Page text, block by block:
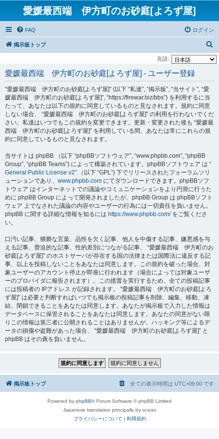
愛媛最西端 伊方町のお砂庭[よろず屋]
FAQ ログイン
掲示板トップ
索
言語:
愛媛最西端 伊方町のお砂庭[よろず屋] - ユーザー登録
“愛媛最西端 伊方町のお砂庭[よろず屋]” (以下 “私達”, “掲示板”, “当サイト”, “愛
媛最西端 伊方町のお砂庭[よろず屋]”, “https://firewar.biz/bbs”) を利用するに当
たって、あなたは以下の規約に同意しているものと見なされます。規約に同意
しない場合、 “愛媛最西端 伊方町のお砂庭[よろず屋]” の利用を行わないでくだ
さい。私達はいつでもこの規約を変更できます。更新・変更された後も “愛媛最
西端 伊方町のお砂庭[よろず屋]” を利用している間、あなたは常にこれらの規
約に同意しているものと見なされます。
当サイトは phpBB （以下 “phpBBソフトウェア”, “www.phpbb.com”, “phpBB
Group”, “phpBB Teams”) によって構築されています。phpBBソフトウェア は “
General Public License v2” （以下 “GPL”) 下でリリースされたフォーラムソリ
ューションであり、 www.phpbb.com にてダウンロードできます。phpBBソフ
トウェア はインターネットでの議論やコミュニケーションをより円滑に行うた
めに phpBB Group によって開発されましたが、phpBB Group は phpBBソフト
ウェア 上でなされた議論の内容やユーザーの行為には一切責任を負いません。
phpBB に関する詳細な情報を知るには https://www.phpbb.com/をご覧くださ
い。
口汚い記事、猥褻な言葉、品性を欠く記事、他人を中傷する記事、嫌悪感を与
える記事、脅迫的な記事、性的差別につながる記事、 “愛媛最西端 伊方町のお
砂庭[よろず屋]” のホストサーバが存在する国の法律または国際法に違反する記
事、以上を投稿しないことをあなたは同意します。この規約を破った場合、対
象ユーザーのアカウント停止が即座に行われます（場合によっては対象ユーザ
ーのプロバイダに報告されます）。この措置を実行するため、全ての投稿記事
には投稿者の IPアドレス が記録されます。 “愛媛最西端 伊方町のお砂庭[よろ
ず屋]” は必要と判断すればいつでも掲示板の投稿記事を削除、編集、移動、凍
結、閉鎖できることをあなたは同意します。あなたが掲示板で入力した情報は
データベースに保管されることをあなたは同意します。あなたの同意がない限
りこの情報は第三者に公開されることはありませんが、ハッキング等によるデ
ータの損傷や盗難があった場合、 “愛媛最西端 伊方町のお砂庭[よろず屋]” と
phpBB はその責を負いません。
掲示板トップ 全ての表示時間は UTC+09:00 です
Powered by phpBB® Forum Software © phpBB Limited
Japanese translation principally by ocean
プライバシーについて | 利用規約